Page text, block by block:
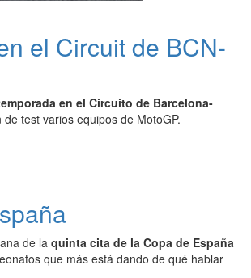
el Circuit de BCN-
en el Circuito de Barcelona-
test varios equipos de MotoGP.
de la quinta cita de la Copa de España
que más está dando de qué hablar